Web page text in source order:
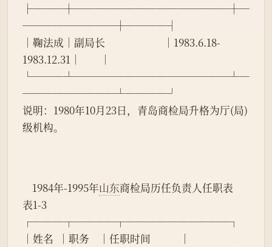
├───┼───────────────┼─
─────────┼────┤
│鞠法成│副局长                        │1983.6.18-
1983.12.31│        │
└───┴───────────────┴─
─────────┴────┘
说明：1980年10月23日，青岛商检局升格为厅(局)
级机构。
    1984年-1995年
山东商检局历任负责人任职表
表1-3
┌───┬────┬──────────┐
│姓名  │职务    │任职时间            │